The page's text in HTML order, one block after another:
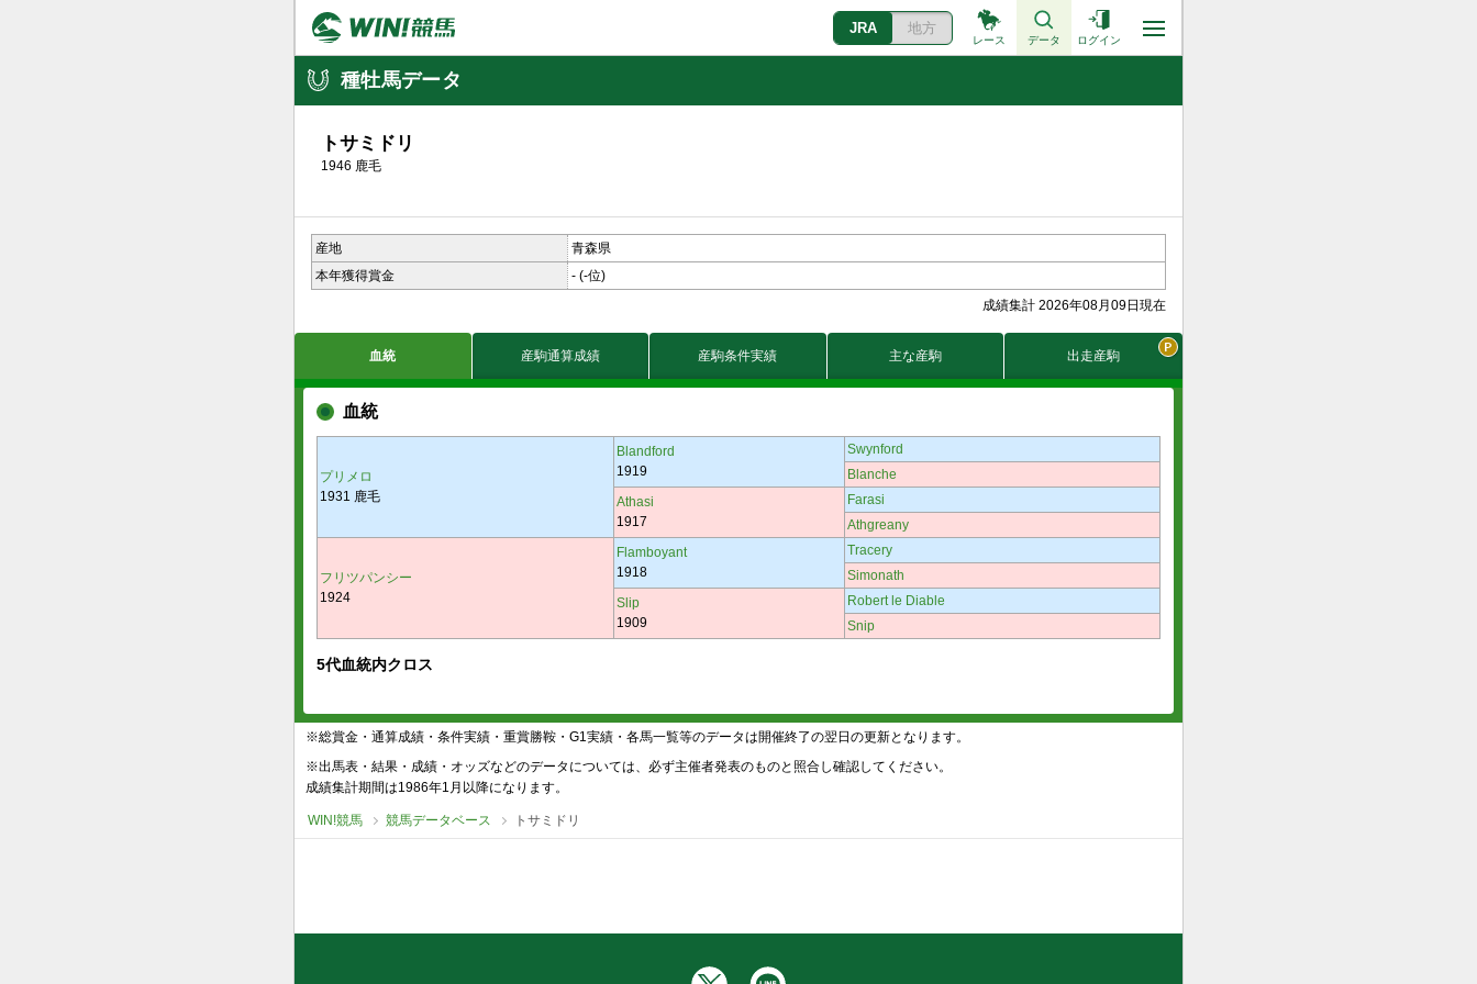
JRA 地方
レース データ ログイン
種牡馬データ
トサミドリ
1946 鹿毛
産地
青森県
本年獲得賞金
- (-位)
成績集計 2026年08月09日現在
血統 産駒通算成績 産駒条件実績 主な産駒 出走産駒
血統
プリメロ
1931 鹿毛
Blandford
1919
Swynford
Blanche
Athasi
1917
Farasi
Athgreany
フリツパンシー
1924
Flamboyant
1918
Tracery
Simonath
Slip
1909
Robert le Diable
Snip
5代血統内クロス
※総賞金・通算成績・条件実績・重賞勝鞍・G1実績・各馬一覧等のデータは開催終了の翌日の更新となります。
※出馬表・結果・成績・オッズなどのデータについては、必ず主催者発表のものと照合し確認してください。
成績集計期間は1986年1月以降になります。
WIN!競馬 競馬データベース トサミドリ